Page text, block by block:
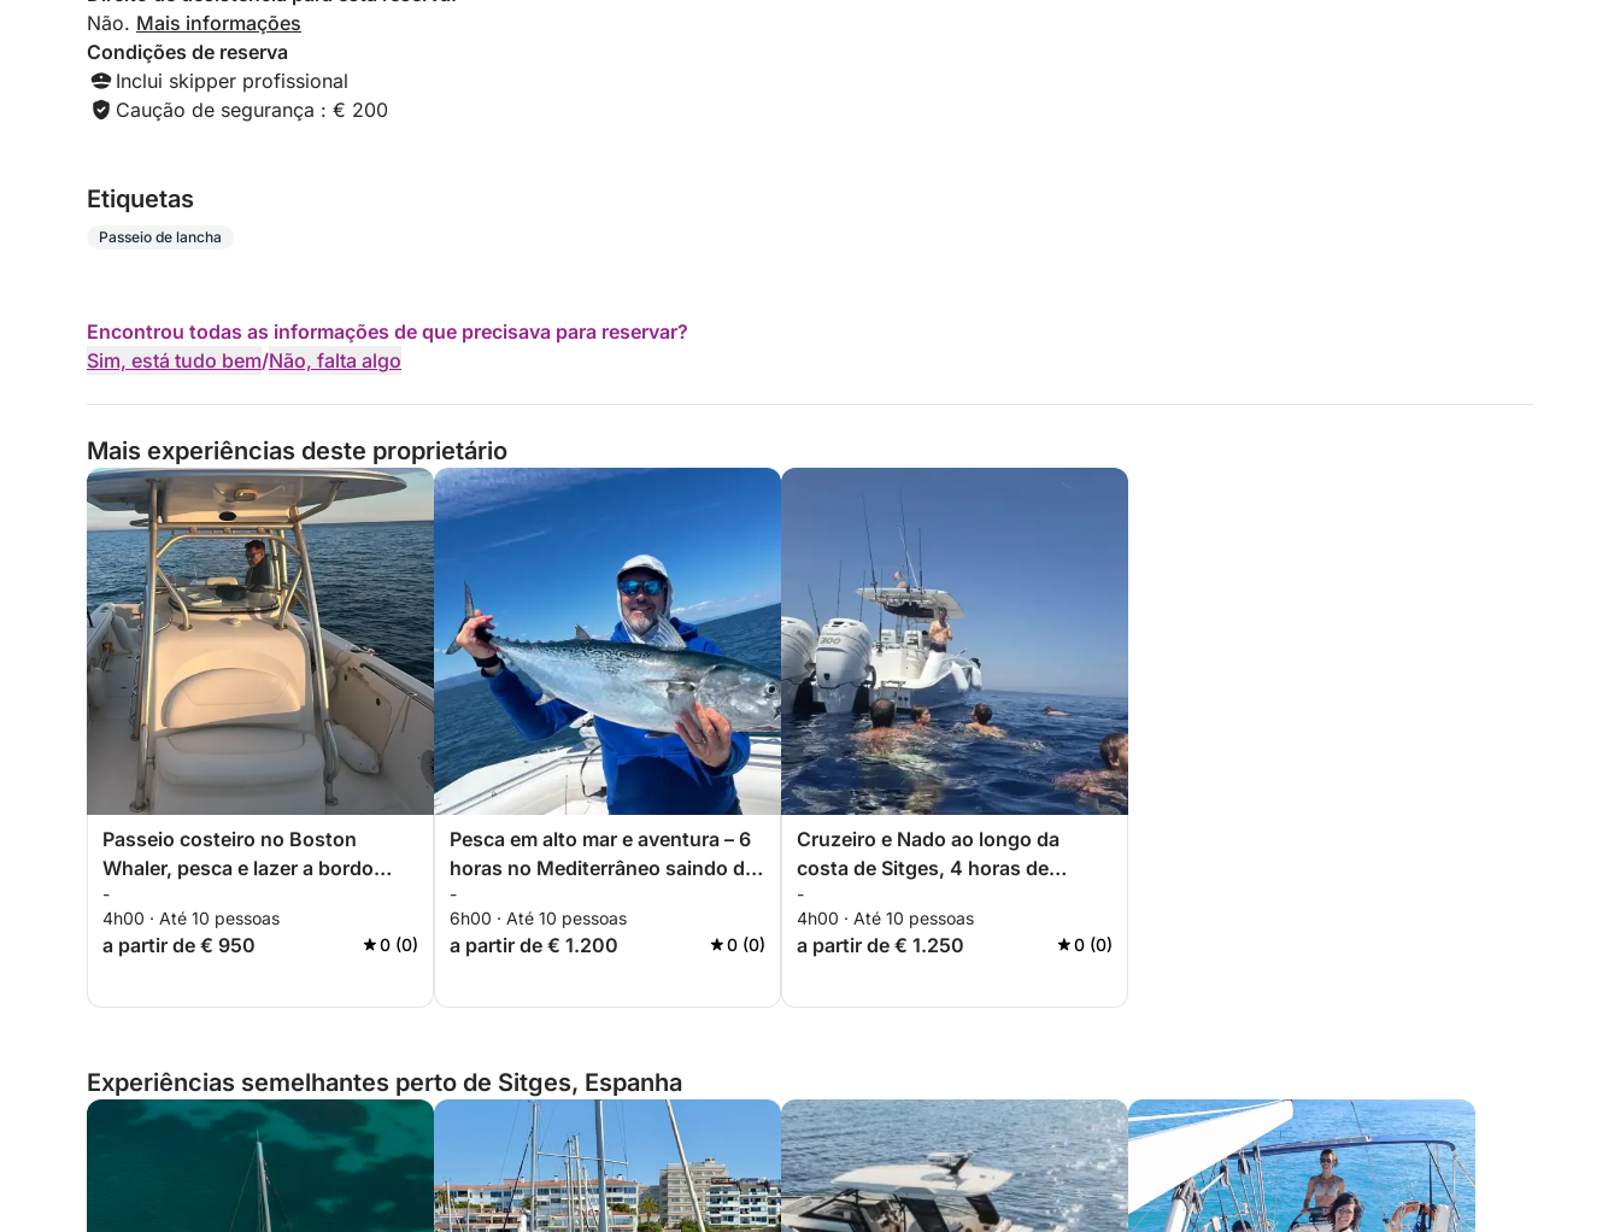
Não. Mais informações
Condições de reserva
Inclui skipper profissional
Caução de segurança : € 200
Etiquetas
Passeio de lancha
Encontrou todas as informações de que precisava para reservar?
Sim, está tudo bem/Não, falta algo
Mais experiências deste proprietário
Passeio costeiro no Boston
Whaler, pesca e lazer a bordo
saindo de Sitges
-
4h00 · Até 10 pessoas
a partir de € 950 0 (0)
Pesca em alto mar e aventura – 6
horas no Mediterrâneo saindo de
Sitges
-
6h00 · Até 10 pessoas
a partir de € 1.200 0 (0)
Cruzeiro e Nado ao longo da
costa de Sitges, 4 horas de
relaxamento e prazer
-
4h00 · Até 10 pessoas
a partir de € 1.250 0 (0)
Experiências semelhantes perto de Sitges, Espanha